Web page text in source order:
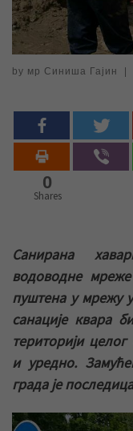
by мр Синиша Гајин
0
Shares
Санирана
водоводне
пуштена у мрежу
санације квара
територији
и уредно.
града је